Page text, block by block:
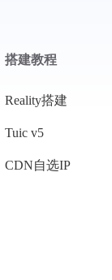
搭建教程
Reality搭建
Tuic v5
CDN自选IP